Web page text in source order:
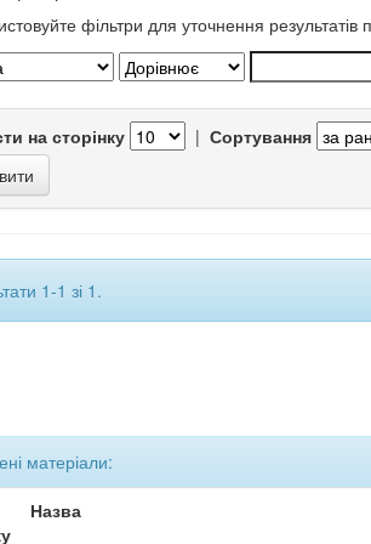
фільтри для уточнення результатів
на сторінку | Сортування
1-1 зі 1.
матеріали:
Назва